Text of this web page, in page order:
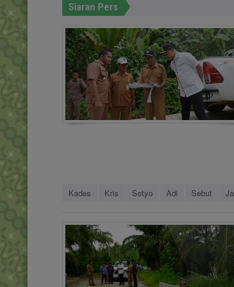
Siaran Pers
Kades Kris Setyo Adi Sebut